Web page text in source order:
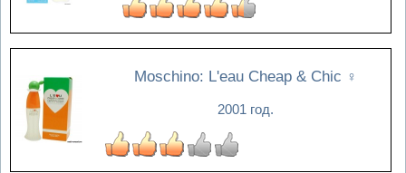
Moschino: L'eau Cheap & Chic ♀
2001 год.